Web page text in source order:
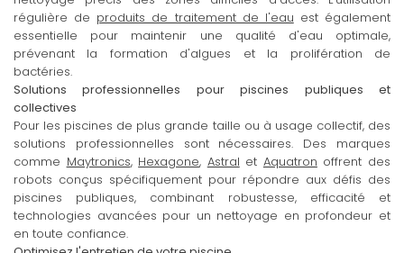
régulière de produits de traitement de l'eau est également
essentielle pour maintenir une qualité d'eau optimale,
prévenant la formation d'algues et la prolifération de
bactéries.
Solutions professionnelles pour piscines publiques et
collectives
Pour les piscines de plus grande taille ou à usage collectif, des
solutions professionnelles sont nécessaires. Des marques
comme Maytronics, Hexagone, Astral et Aquatron offrent des
robots conçus spécifiquement pour répondre aux défis des
piscines publiques, combinant robustesse, efficacité et
technologies avancées pour un nettoyage en profondeur et
en toute confiance.